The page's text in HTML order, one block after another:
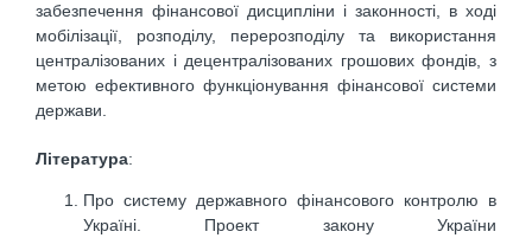
забезпечення фінансової дисципліни і законності, в ході
мобілізації, розподілу, перерозподілу та використання
централізованих і децентралізованих грошових фондів, з
метою ефективного функціонування фінансової системи
держави.
Література:
Про систему державного фінансового контролю в
Україні. Проект закону України